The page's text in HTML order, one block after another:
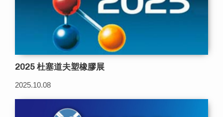
2025 杜塞道夫塑橡膠展
2025.10.08